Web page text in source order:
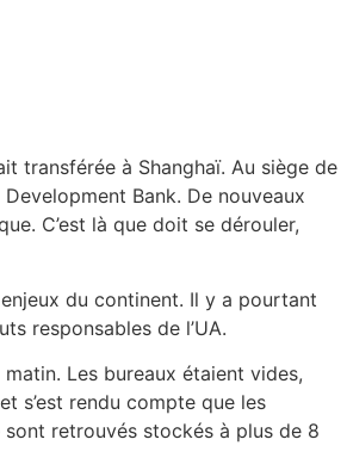
transférée à Shanghaï. Au siège de
Bank. De nouveaux
C’est là que doit se dérouler,
du continent. Il y a pourtant
responsables de l’UA.
Les bureaux étaient vides,
s’est rendu compte que les
retrouvés stockés à plus de 8